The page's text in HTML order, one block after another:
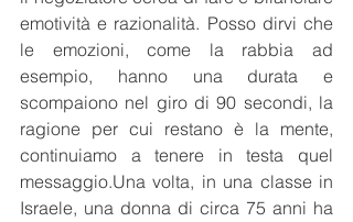
emotività e razionalità. Posso dirvi che
le emozioni, come la rabbia ad
esempio, hanno una durata e
scompaiono nel giro di 90 secondi, la
ragione per cui restano è la mente,
continuiamo a tenere in testa quel
messaggio.Una volta, in una classe in
Israele, una donna di circa 75 anni ha